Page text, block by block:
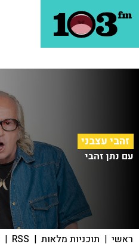
זהבי עצבני
עם נתן זהבי
ראשי | תוכניות מלאות |
RSS
|